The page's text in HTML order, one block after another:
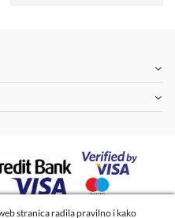
stranica radila pravilno i kako